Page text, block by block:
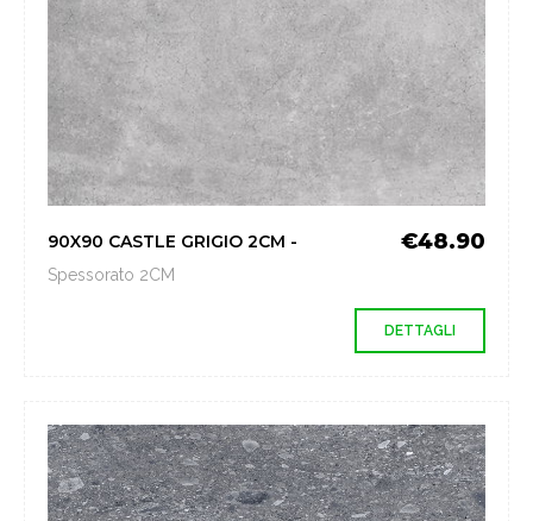
90X90 CASTLE GRIGIO 2CM -
Spessorato 2CM
€48.90
DETTAGLI